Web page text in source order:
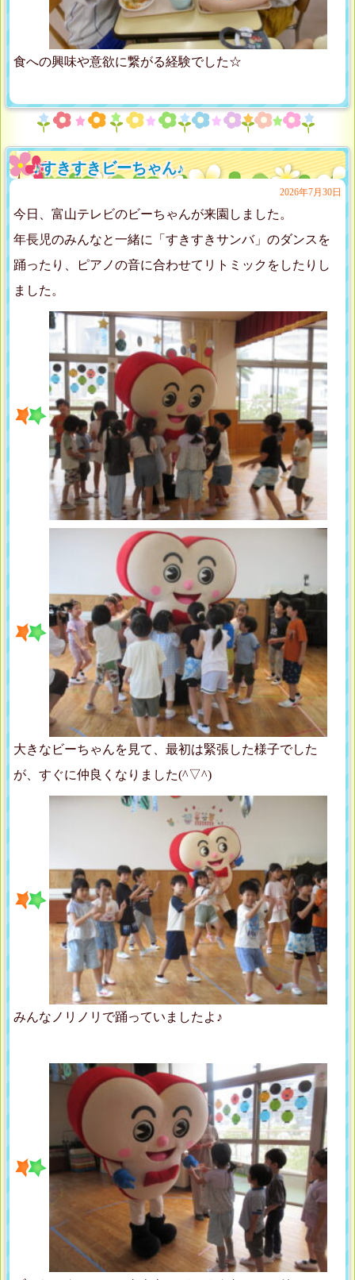
食への興味や意欲に繋がる経験でした☆
♪すきすきビーちゃん♪
2026年7月30日
今日、富山テレビのビーちゃんが来園しました。
年長児のみんなと一緒に「すきすきサンバ」のダンスを
踊ったり、ピアノの音に合わせてリトミックをしたりし
ました。
大きなビーちゃんを見て、最初は緊張した様子でした
が、すぐに仲良くなりました(^▽^)
みんなノリノリで踊っていましたよ♪